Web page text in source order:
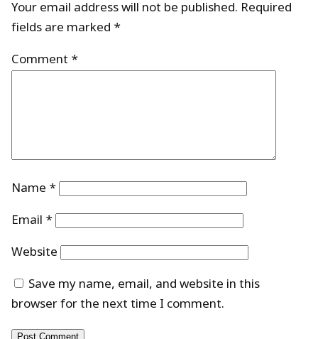
Your email address will not be published. Required
fields are marked *
Comment *
Name *
Email *
Website
Save my name, email, and website in this
browser for the next time I comment.